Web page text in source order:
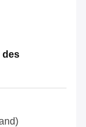
des